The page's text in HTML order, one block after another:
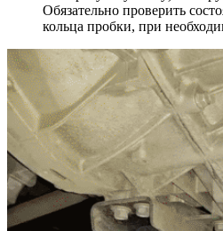
Обязательно проверить
кольца пробки, при